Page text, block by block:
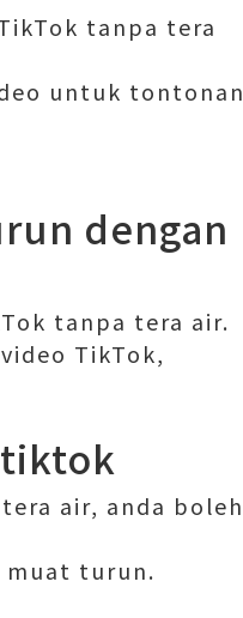
tanpa tera
untuk tontonan
dengan
tanpa tera air.
TikTok,
air, anda boleh
muat turun.